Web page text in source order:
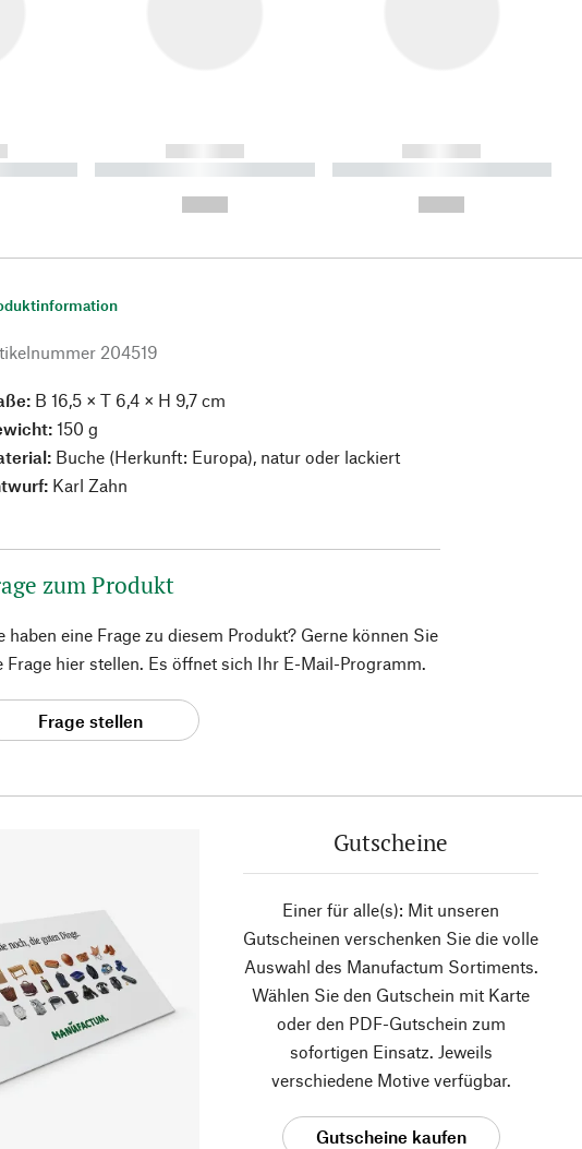
----------
------------
----------- ----------- ----------
------------
----------- ----------- ----------
204519
B 16,5 × T 6,4 × H 9,7 cm
150 g
Buche (Herkunft: Europa), natur oder lackiert
Karl Zahn
zum Produkt
haben eine Frage zu diesem Produkt? Gerne können Sie
Frage hier stellen. Es öffnet sich Ihr E-Mail-Programm.
Frage stellen
Gutscheine
Einer für alle(s): Mit unseren
Gutscheinen verschenken Sie die volle
Auswahl des Manufactum Sortiments.
Wählen Sie den Gutschein mit Karte
oder den PDF-Gutschein zum
sofortigen Einsatz. Jeweils
verschiedene Motive verfügbar.
Gutscheine kaufen